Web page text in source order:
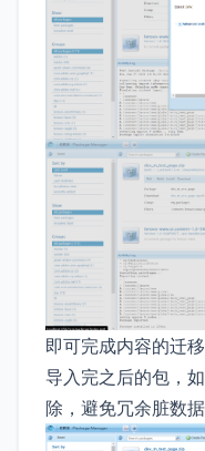
即可完成内容的迁移
导入完之后的包，
除，避免冗余脏数据